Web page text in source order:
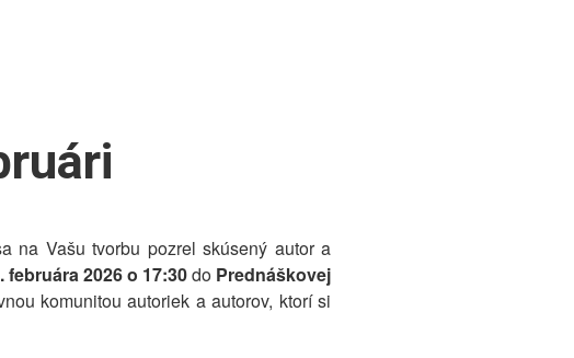
na Vašu tvorbu pozrel skúsený autor a
februára 2026 o 17:30do Prednáškovej
komunitou autoriek a autorov, ktorí si